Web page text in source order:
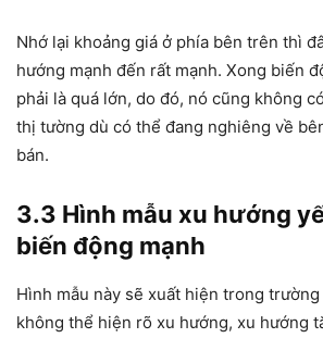
Nhớ lại khoảng giá ở phía bên trên thì
hướng mạnh đến rất mạnh. Xong biến
phải là quá lớn, do đó, nó cũng không
thị tường dù có thể đang nghiêng về
bán.
3.3 Hình mẫu xu hướng
biến động mạnh
Hình mẫu này sẽ xuất hiện trong
không thể hiện rõ xu hướng, xu hướng